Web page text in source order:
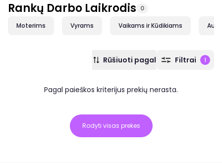
Rankų Darbo Laikrodis 0
Moterims Vyrams Vaikams ir Kūdikiams
Rūšiuoti pagal Filtrai 1
Pagal paieškos kriterijus prekių nerasta.
Rodyti visas prekes